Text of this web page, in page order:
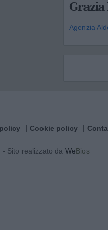
Agenzia
Cookie policy
- Sito realizzato da WeBios